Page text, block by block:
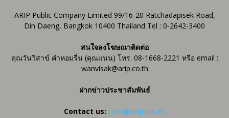
ARIP Public Company Limited 99/16-20 Ratchadapisek Road,
Din Daeng, Bangkok 10400 Thailand Tel : 0-2642-3400
สนใจลงโฆษณาติดต่อ
คุณวันวิสาข์ คำหอมรื่น (คุณแนน) โทร. 08-1668-2221 หรือ email :
wanvisak@arip.co.th
ฝากข่าวประชาสัมพันธ์
Contact us: ctm@arip.co.th